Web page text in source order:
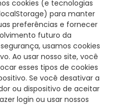
cookies (e tecnologias
para manter
preferências e fornecer
futuro da
usamos cookies
Ao usar nosso site, você
esses tipos de cookies
Se você desativar a
ou dispositivo de aceitar
login ou usar nossos